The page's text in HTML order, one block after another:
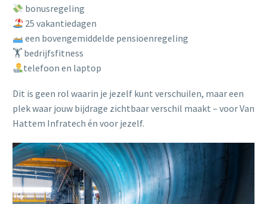
bonusregeling
25 vakantiedagen
een bovengemiddelde pensioenregeling
🏋️ bedrijfsfitness
telefoon en laptop
Dit is geen rol waarin je jezelf kunt verschuilen, maar een
plek waar jouw bijdrage zichtbaar verschil maakt – voor Van
Hattem Infratech én voor jezelf.